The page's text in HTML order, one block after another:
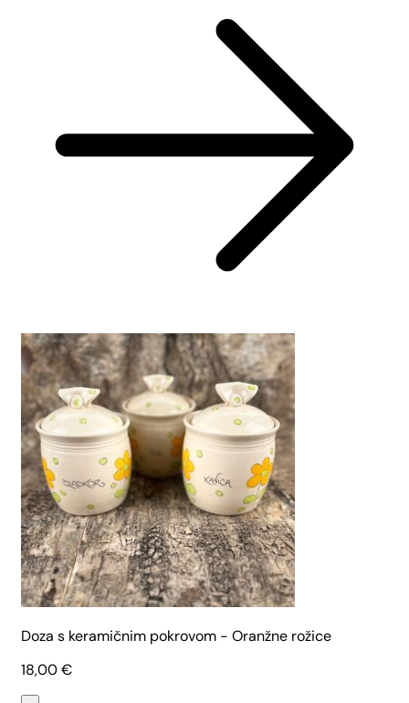
Doza s keramičnim pokrovom - Oranžne rožice
18,00€